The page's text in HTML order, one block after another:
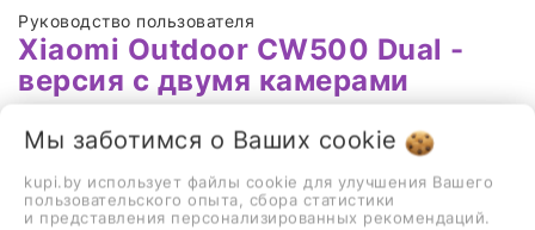
Руководство пользователя
Xiaomi Outdoor CW500 Dual -
версия с двумя камерами
зрения, двойная защита
Комбинированное наблюдение с
Мы заботимся о Ваших cookie
kupi.by использует файлы cookie для улучшения Вашего
пользовательского опыта, сбора статистики
и представления персонализированных рекомендаций.